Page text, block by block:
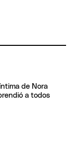
de Nora
a todos